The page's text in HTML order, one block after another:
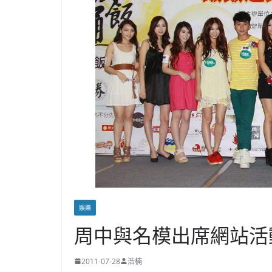
娛樂
周中與名模出席網站
2011-07-28 浩楠